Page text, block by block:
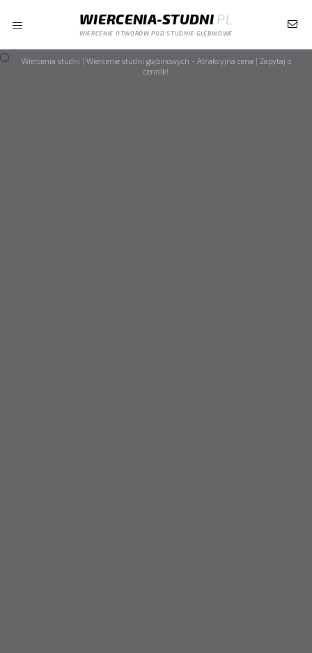
WIERCENIA-STUDNI.PL
WIERCENIE OTWORÓW POD STUDNIE GŁĘBINOWE
Wiercenia studni | Wiercenie studni głębinowych - Atrakcyjna cena | Zapytaj o
cennik!